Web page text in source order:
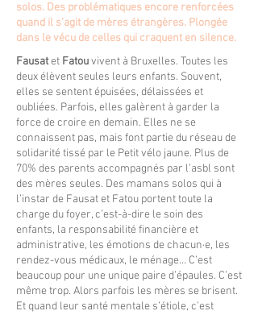
solos. Des problématiques encore renforcées
quand il s’agit de mères étrangères. Plongée
dans le vécu de celles qui craquent en silence.
Fausatet Fatouvivent à Bruxelles. Toutes les
deux élèvent seules leurs enfants. Souvent,
elles se sentent épuisées, délaissées et
oubliées. Parfois, elles galèrent à garder la
force de croire en demain. Elles ne se
connaissent pas, mais font partie du réseau de
solidarité tissé par le Petit vélo jaune. Plus de
70% des parents accompagnés par l’asbl sont
des mères seules. Des mamans solos qui à
l’instar de Fausat et Fatou portent toute la
charge du foyer, c’est-à-dire le soin des
enfants, la responsabilité financière et
administrative, les émotions de chacun·e, les
rendez-vous médicaux, le ménage... C’est
beaucoup pour une unique paire d’épaules. C’est
même trop. Alors parfois les mères se brisent.
Et quand leur santé mentale s’étiole, c’est